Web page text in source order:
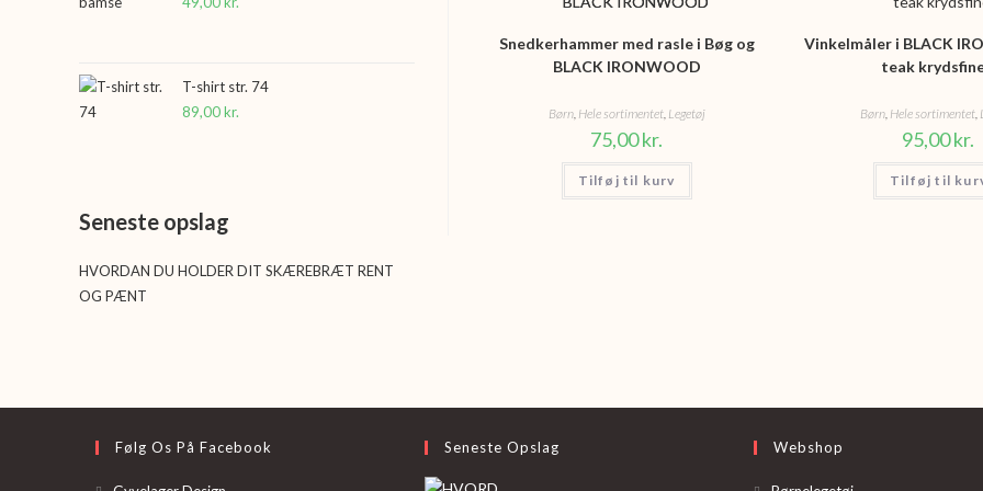
Snedkerhammer med rasle i Bøg og
BLACK IRONWOOD
Børn, Hele sortimentet, Legetøj
75,00kr.
Tilføj til kurv
Vinkelmåler i BLACK
teak
Børn, Hele sortimentet,
95,00kr.
Tilføj til
T-shirt str. 74
89,00kr.
Seneste opslag
HVORDAN DU HOLDER DIT SKÆREBRÆT RENT
OG PÆNT
Følg Os På Facebook Seneste Opslag Webshop